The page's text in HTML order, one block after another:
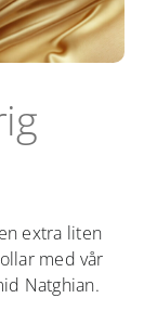
extra liten
med vår
Natghian.